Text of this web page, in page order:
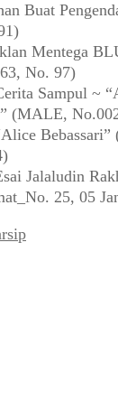
Buat
Mentega
No. 97)
Sampul ~
(MALE,
Jalaludin
25, 05